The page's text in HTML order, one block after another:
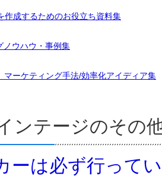
作成するためのお役立ち資料集
ノウハウ・事例集
マーケティング手法/効率化アイディア集
ンテージのその
ーは必ず行って